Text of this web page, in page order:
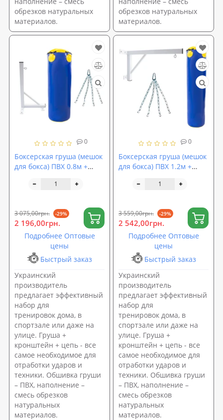
обрезков натуральных
материалов.
обрезков натуральных
материалов.
0
Боксерская груша (мешок
для бокса) ПВХ 0.8м +
подвес (цепь) OSPORT Set
3 075,00грн. -29%
2 196,00грн.
Подробнее Оптовые
цены
Быстрый заказ
Украинский
производитель
предлагает эффективный
набор для
тренировок дома, в
спортзале или даже на
улице. Груша +
кронштейн + цепь - все
самое необходимое для
отработки ударов и
техники. Обшивка груши
– ПВХ, наполнение –
смесь обрезков
натуральных
материалов.
0
Боксерская груша (мешок
для бокса) ПВХ 1.2м +
подвес (цепь) OSPORT Set
3 559,00грн. -29%
2 542,00грн.
Подробнее Оптовые
цены
Быстрый заказ
Украинский
производитель
предлагает эффективный
набор для
тренировок дома, в
спортзале или даже на
улице. Груша +
кронштейн + цепь - все
самое необходимое для
отработки ударов и
техники. Обшивка груши
– ПВХ, наполнение –
смесь обрезков
натуральных
материалов.